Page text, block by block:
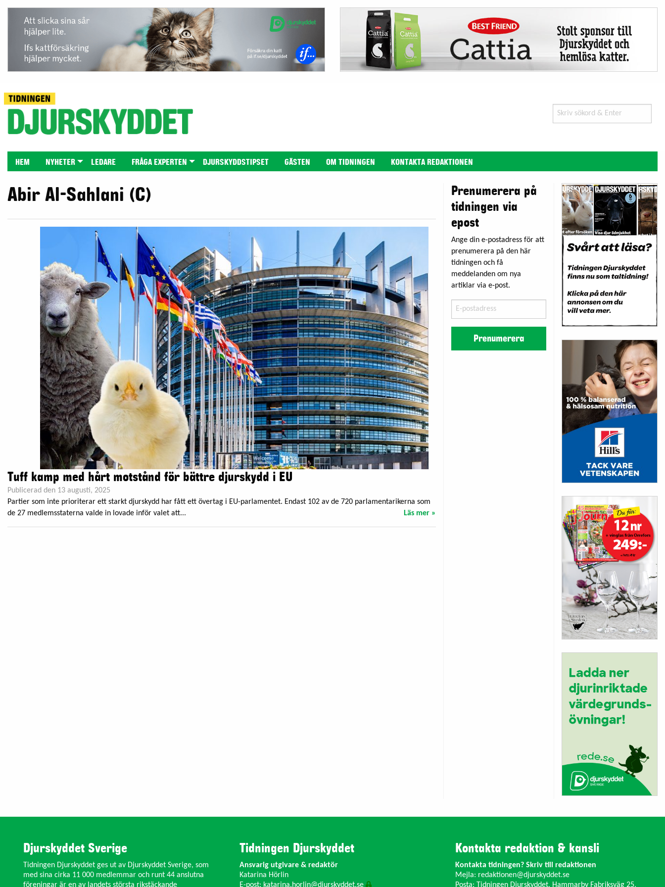
Search
for:
HEM NYHETER LEDARE FRÅGA EXPERTEN DJURSKYDDSTIPSET GÄSTEN OM TIDNINGEN KONTAKTA REDAKTIONEN
Abir Al-Sahlani (C)
Tuff kamp med hårt motstånd för bättre djurskydd i EU
Publicerad den 13 augusti, 2025
Partier som inte prioriterar ett starkt djurskydd har fått ett övertag i EU-parlamentet. Endast 102 av de 720 parlamentarikerna som
de 27 medlemsstaterna valde in lovade inför valet att...
Läs mer »
Prenumerera på
tidningen via
epost
Ange din e-postadress för att
prenumerera på den här
tidningen och få
meddelanden om nya
artiklar via e-post.
postadress
Prenumerera
Djurskyddet Sverige
Tidningen Djurskyddet ges ut av Djurskyddet Sverige, som
med sina cirka 11 000 medlemmar och runt 44 anslutna
föreningar är en av landets största rikstäckande
Tidningen Djurskyddet
Ansvarig utgivare & redaktör
Katarina Hörlin
E-post: katarina.horlin@djurskyddet.se
Kontakta redaktion & kansli
Kontakta tidningen? Skriv till redaktionen
Mejla: redaktionen@djurskyddet.se
Posta: Tidningen Djurskyddet, Hammarby Fabriksväg 25,